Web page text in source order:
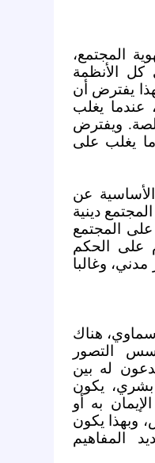
المجتمع،
كل الأنظمة
يفترض أن
عندما يغلب
ويفترض
يغلب على
عن
دينية
المجتمع
على الحكم
وغالبا
هناك
التصور
له بين
يكون
به أو
وبهذا يكون
المفاهيم